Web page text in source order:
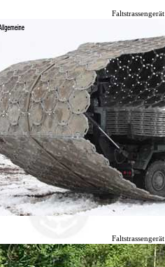
Faltstrassengerät
Faltstrassengerät